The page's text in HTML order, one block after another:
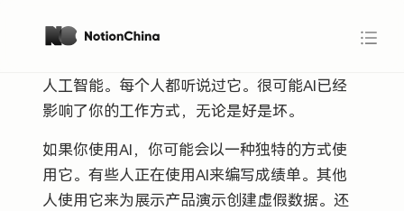
人工智能。每个人都听说过它。很可能AI已经
影响了你的工作方式，无论是好是坏。
如果你使用AI，你可能会以一种独特的方式使
用它。有些人正在使用AI来编写成绩单。其他
人使用它来为展示产品演示创建虚假数据。还